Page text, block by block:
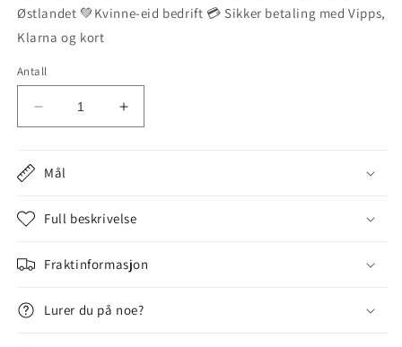
Østlandet 💚Kvinne-eid bedrift 💳 Sikker betaling med Vipps,
Klarna og kort
Antall
antallet
COSMIC
Stiklingvase
Øk
antallet
Stiklingvase
Mål
Full beskrivelse
Fraktinformasjon
Lurer du på noe?